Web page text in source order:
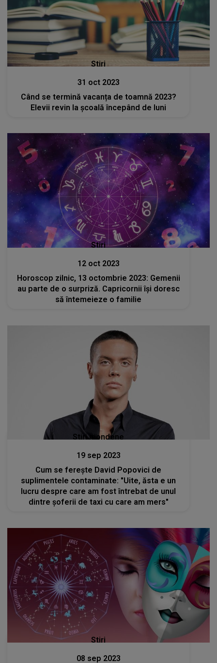
Stiri
31 oct 2023
Când se termină vacanța de toamnă 2023?
Elevii revin la școală începând de luni
Stiri
12 oct 2023
Horoscop zilnic, 13 octombrie 2023: Gemenii
au parte de o surpriză. Capricornii își doresc
să întemeieze o familie
Stiri mondene
19 sep 2023
Cum se ferește David Popovici de
suplimentele contaminate: "Uite, ăsta e un
lucru despre care am fost întrebat de unul
dintre șoferii de taxi cu care am mers"
Stiri
08 sep 2023